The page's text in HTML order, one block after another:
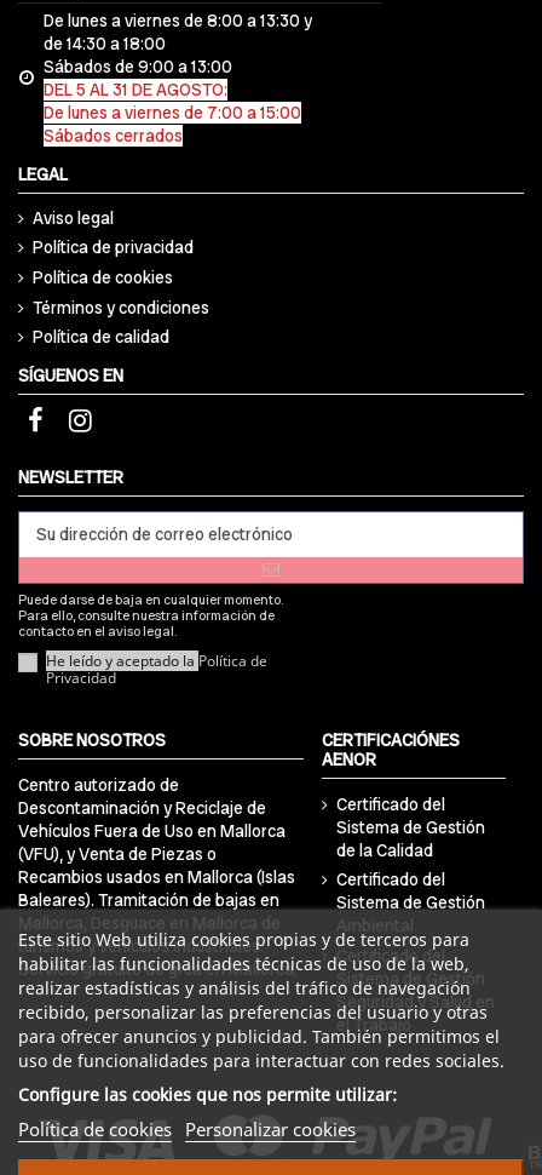
De lunes a viernes de 8:00 a 13:30 y
de 14:30 a 18:00
Sábados de 9:00 a 13:00
DEL 5 AL 31 DE AGOSTO:
De lunes a viernes de 7:00 a 15:00
Sábados cerrados
LEGAL
Aviso legal
Política de privacidad
Política de cookies
Términos y condiciones
Política de calidad
Este sitio Web utiliza cookies propias y de terceros para
habilitar las funcionalidades técnicas de uso de la web,
realizar estadísticas y análisis del tráfico de navegación
recibido, personalizar las preferencias del usuario y otras
para ofrecer anuncios y publicidad. También permitimos el
uso de funcionalidades para interactuar con redes sociales.
Configure las cookies que nos permite utilizar:
Política de cookies Personalizar cookies
SÍGUENOS EN
NEWSLETTER
Puede darse de baja en cualquier momento.
Para ello, consulte nuestra información de
contacto en el aviso legal.
He leído y aceptado la Política de
Privacidad
SOBRE NOSOTROS
Centro autorizado de
Descontaminación y Reciclaje de
Vehículos Fuera de Uso en Mallorca
(VFU), y Venta de Piezas o
Recambios usados en Mallorca (Islas
Baleares). Tramitación de bajas en
Mallorca, Desguace en Mallorca de
turismos y vehículos industriales.
Servicio gratuito de grúa en Mallorca.
CERTIFICACIÓNES
AENOR
Certificado del
Sistema de Gestión
de la Calidad
Certificado del
Sistema de Gestión
Ambiental
Certificado del
Sistema de Gestión
Seguridad y Salud en
el Trabajo